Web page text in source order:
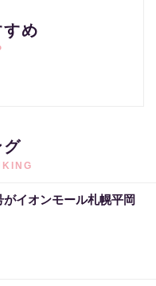
め
グ
イオンモール札幌平岡